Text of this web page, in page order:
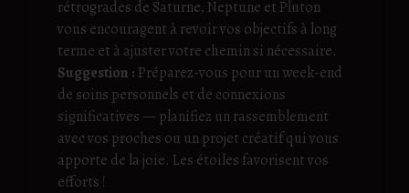
rétrogrades de Saturne, Neptune et Pluton
vous encouragent à revoir vos objectifs à long
terme et à ajuster votre chemin si nécessaire.
Suggestion : Préparez-vous pour un week-end
de soins personnels et de connexions
significatives — planifiez un rassemblement
avec vos proches ou un projet créatif qui vous
apporte de la joie. Les étoiles favorisent vos
efforts !